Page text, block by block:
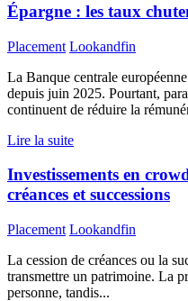
Épargne : les taux
Placement Lookandfin
La Banque centrale
depuis juin 2025. Pourtant,
continuent de réduire la
Lire la suite
Investissements en
créances et successions
Placement Lookandfin
La cession de créances ou la
transmettre un patrimoine. La
personne, tandis...